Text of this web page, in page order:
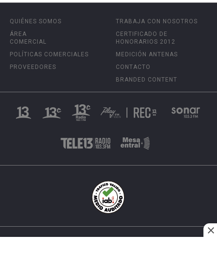
QUIÉNES SOMOS
ÁREA
COMERCIAL
POLÍTICAS COMERCIALES
PROVEEDORES
TRABAJA CON NOSOTROS
CERTIFICADO DE
HONORARIOS 2012
MEDICIÓN ANTENAS
CONTACTO
BRANDED CONTENT